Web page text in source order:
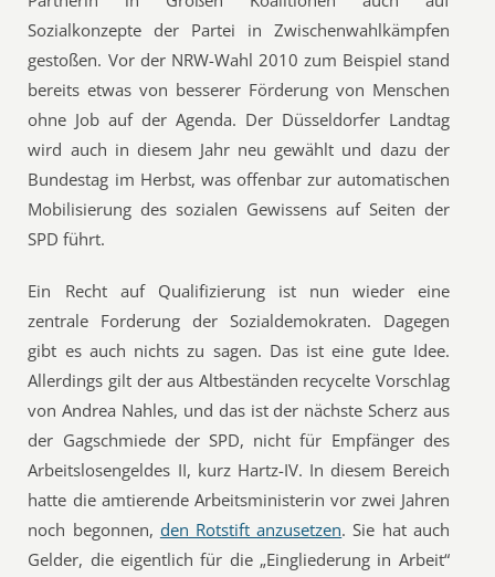
Sozialkonzepte der Partei in Zwischenwahlkämpfen
gestoßen. Vor der NRW-Wahl 2010 zum Beispiel stand
bereits etwas von besserer Förderung von Menschen
ohne Job auf der Agenda. Der Düsseldorfer Landtag
wird auch in diesem Jahr neu gewählt und dazu der
Bundestag im Herbst, was offenbar zur automatischen
Mobilisierung des sozialen Gewissens auf Seiten der
SPD führt.
Ein Recht auf Qualifizierung ist nun wieder eine
zentrale Forderung der Sozialdemokraten. Dagegen
gibt es auch nichts zu sagen. Das ist eine gute Idee.
Allerdings gilt der aus Altbeständen recycelte Vorschlag
von Andrea Nahles, und das ist der nächste Scherz aus
der Gagschmiede der SPD, nicht für Empfänger des
Arbeitslosengeldes II, kurz Hartz-IV. In diesem Bereich
hatte die amtierende Arbeitsministerin vor zwei Jahren
noch begonnen, den Rotstift anzusetzen. Sie hat auch
Gelder, die eigentlich für die „Eingliederung in Arbeit“